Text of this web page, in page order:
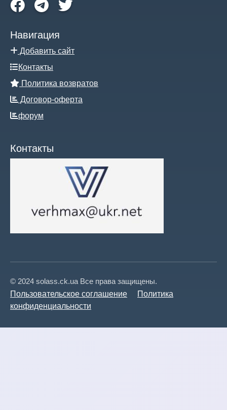
Навигация
Добавить сайт
Контакты
Политика возвратов
Договор-оферта
форум
Контакты
© 2024 solass.ck.ua Все права защищены.
Пользовательское соглашение
Политика
конфиденциальности